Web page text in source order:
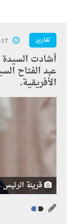
تقارير
أشادت
عبد الفتاح
الأفريقية.
قرينة